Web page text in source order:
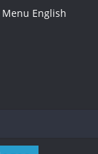
English